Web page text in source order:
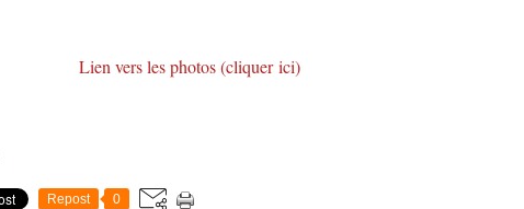
Lien vers les photos (cliquer ici)
Repost 0